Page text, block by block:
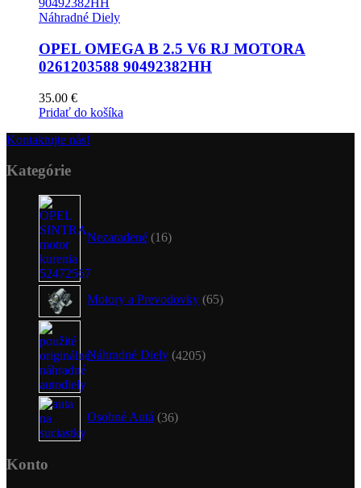
Náhradné Diely
OPEL OMEGA B 2.5 V6 RJ MOTORA
0261203588 90492382HH
35.00 €
Pridať do košíka
Kontaktujte nás!
Kategórie
Nezaradené 16
Motory a Prevodovky 65produktov
Náhradné Diely 4205
Osobné Autá 36produktov
Konto